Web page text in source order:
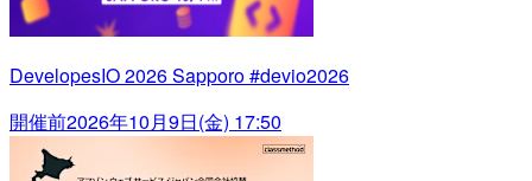
DevelopesIO 2026 Sapporo #devio2026
開催前2026年10月9日(金) 17:50